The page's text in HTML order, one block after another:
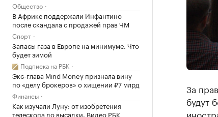
Общество
В Африке поддержали Инфантино
после скандала с продажей прав ЧМ
Спорт
Запасы газа в Европе на минимуме. Что
будет зимой
Подписка на РБК
Экс-глава Mind Money признала вину
по «делу брокеров» о хищении ₽7 млрд
Финансы
Как изучали Луну: от изобретения
телескопа до высадки. Видео РБК
За
будут